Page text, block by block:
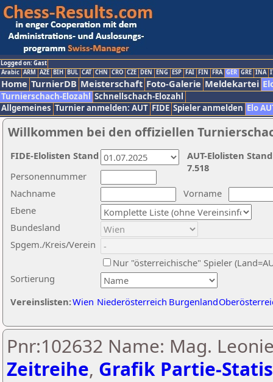
Logged on: Gast
Arabic ARM AZE BIH BUL CAT CHN CRO CZE DEN ENG ESP FAI FIN FRA GER GRE INA
Home TurnierDB Meisterschaft Foto-Galerie Meldekartei
Turnierschach-Elozahl Schnellschach-Elozahl
Allgemeines Turnier anmelden: AUT FIDE Spieler anmelden Elo
Willkommen bei den offiziellen
Nachname
Vorname
Ebene
Sortierung
Personennummer
Bundesland
Spgem./Kreis/Verein
Nur "österreichische" Spieler
Vereinslisten:Wien Niederösterreich Burgenland
AUT-Elolisten
7.518
FIDE-Elolisten Stand
Pnr:102632 Name: Mag.
Zeitreihe, Grafik Partie-